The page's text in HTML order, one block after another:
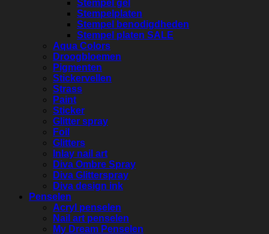
Stempel gel
Stempelplaten
Stempel benodigdheden
Stempel platen SALE
Aqua Colors
Droogbloemen
Pigmenten
Stickervellen
Strass
Paint
Sticker
Glitter spray
Foil
Glitters
Inlay nail art
Diva Ombre Spray
Diva Glitterspray
Diva design ink
Penselen
Acryl penselen
Nail art penselen
My Dream Penselen